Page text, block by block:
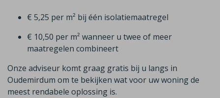
€ 5,25 per m² bij één isolatiemaatregel
€ 10,50 per m² wanneer u twee of meer
maatregelen combineert
Onze adviseur komt graag gratis bij u langs in
Oudemirdum om te bekijken wat voor uw woning de
meest rendabele oplossing is.